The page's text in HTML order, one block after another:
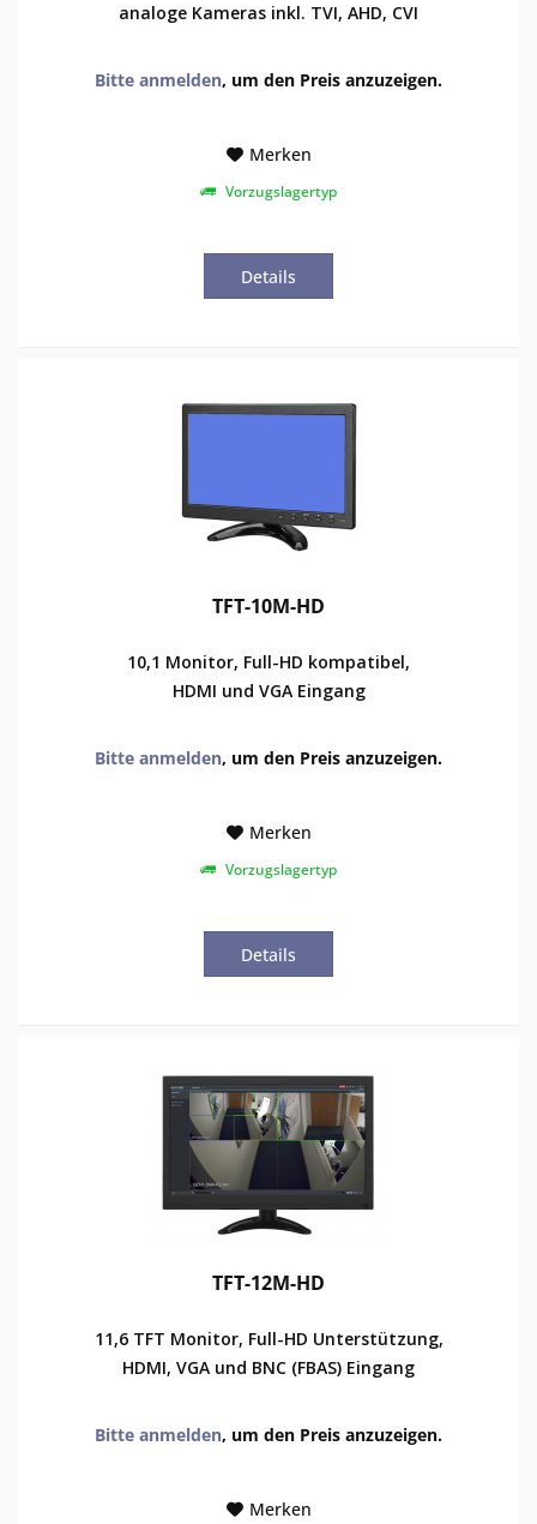
analoge Kameras inkl. TVI, AHD, CVI
Bitte anmelden, um den Preis anzuzeigen.
Merken
Vorzugslagertyp
Details
TFT-10M-HD
10,1 Monitor, Full-HD kompatibel,
HDMI und VGA Eingang
Bitte anmelden, um den Preis anzuzeigen.
Merken
Vorzugslagertyp
Details
TFT-12M-HD
11,6 TFT Monitor, Full-HD Unterstützung,
HDMI, VGA und BNC (FBAS) Eingang
Bitte anmelden, um den Preis anzuzeigen.
Merken